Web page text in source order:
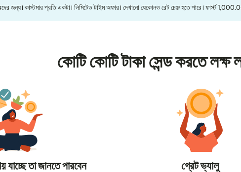
জন্য। কাস্টমার প্রতি একটা। লিমিটেড টাইম অফার। দেখানো যেকোনও রেট চেঞ্জ হতে পারে। ফার্স্ট
কোটি কোটি টাকা সেন্ড করতে লক্ষ
যাচ্ছে তা জানতে পারবেন গ্রেট ভ্যালু